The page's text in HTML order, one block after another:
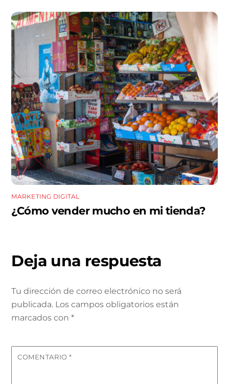
MARKETING DIGITAL
¿Cómo vender mucho en mi tienda?
Deja una respuesta
Tu dirección de correo electrónico no será
publicada. Los campos obligatorios están
marcados con*
COMENTARIO*